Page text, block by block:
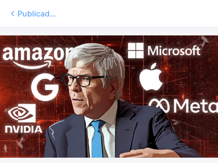
Publicados